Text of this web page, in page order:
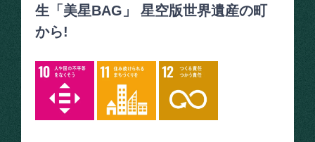
生「美星BAG」 星空版世界遺産の町
から!